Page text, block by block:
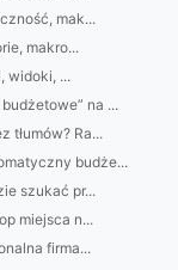
mak...
makro...
widoki, ...
na ...
tłumów? Ra...
budże...
szukać pr...
miejsca n...
firma...